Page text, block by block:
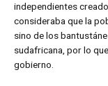
independientes
consideraba que la
sino de los
sudafricana, por lo
gobierno.